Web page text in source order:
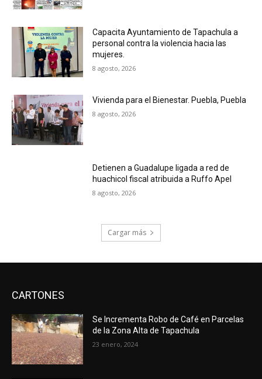
Capacita Ayuntamiento de Tapachula a
personal contra la violencia hacia las
mujeres.
8 agosto, 2026
Vivienda para el Bienestar. Puebla, Puebla
8 agosto, 2026
Detienen a Guadalupe ligada a red de
huachicol fiscal atribuida a Ruffo Apel
8 agosto, 2026
Cargar más
CARTONES
Se Incrementa Robo de Café en Parcelas
de la Zona Alta de Tapachula
23 enero, 2024